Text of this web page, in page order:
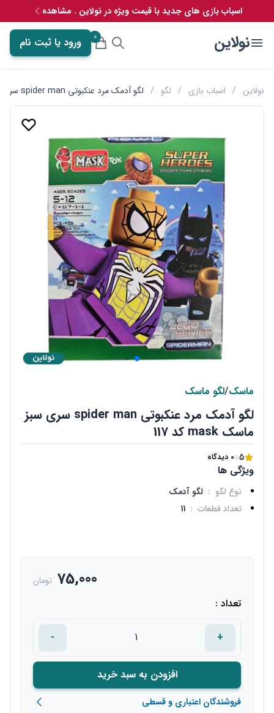
اسباب بازی های جدید با قیمت ویژه در نولاین . مشاهده
نولاین 0 ورود یا ثبت نام
نولاین / اسباب بازی / لگو / لگو آدمک مرد عنکبوتی spider man سری سبز ماسک mask کد 117
ماسک/لگو ماسک
لگو آدمک مرد عنکبوتی spider man سری سبز
ماسک mask کد 117
5 0 دیدگاه
ویژگی ها
نوع لگو : لگو آدمک
تعداد قطعات :
11
75,000 تومان
تعداد :
+
-
افزودن به سبد خرید
فروشندگان اعتباری و قسطی